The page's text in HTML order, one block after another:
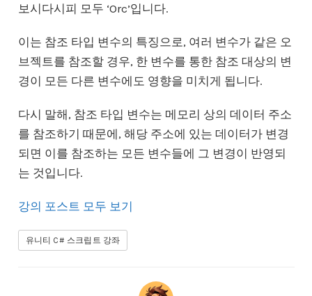
보시다시피 모두 ‘Orc’입니다.
이는 참조 타입 변수의 특징으로, 여러 변수가 같은 오
브젝트를 참조할 경우, 한 변수를 통한 참조 대상의 변
경이 모든 다른 변수에도 영향을 미치게 됩니다.
다시 말해, 참조 타입 변수는 메모리 상의 데이터 주소
를 참조하기 때문에, 해당 주소에 있는 데이터가 변경
되면 이를 참조하는 모든 변수들에 그 변경이 반영되
는 것입니다.
강의 포스트 모두 보기
유니티 C# 스크립트 강좌